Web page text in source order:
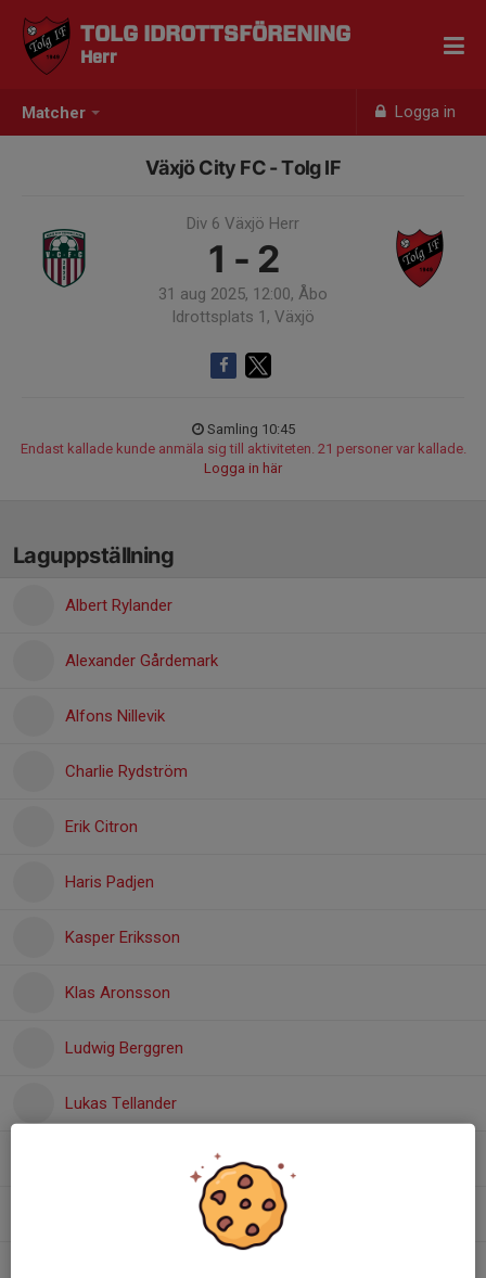
Matcher Logga in
TOLG IDROTTSFÖRENING
Herr
Växjö City FC - Tolg IF
Div 6 Växjö Herr
1 - 2
31 aug 2025, 12:00, Åbo
Idrottsplats 1, Växjö
Samling 10:45
Endast kallade kunde anmäla sig till aktiviteten. 21 personer var kallade.
Logga in här
Laguppställning
Albert Rylander
Alexander Gårdemark
Alfons Nillevik
Charlie Rydström
Erik Citron
Haris Padjen
Kasper Eriksson
Klas Aronsson
Ludwig Berggren
Lukas Tellander